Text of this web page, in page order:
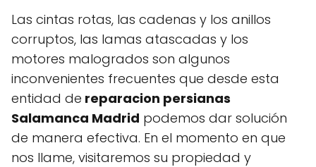
Las cintas rotas, las cadenas y los anillos
corruptos, las lamas atascadas y los
motores malogrados son algunos
inconvenientes frecuentes que desde esta
entidad de reparacion persianas
Salamanca Madrid podemos dar solución
de manera efectiva. En el momento en que
nos llame, visitaremos su propiedad y